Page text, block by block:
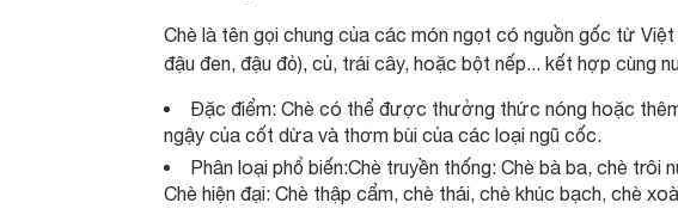
Chè là tên gọi chung của các món ngọt có nguồn gốc từ
đậu đen, đậu đỏ), củ, trái cây, hoặc bột nếp... kết hợp
Đặc điểm: Chè có thể được thưởng thức nóng hoặc
ngậy của cốt dừa và thơm bùi của các loại ngũ cốc.
Phân loại phổ biến:Chè truyền thống: Chè bà ba, chè trôi
Chè hiện đại: Chè thập cẩm, chè thái, chè khúc bạch, chè